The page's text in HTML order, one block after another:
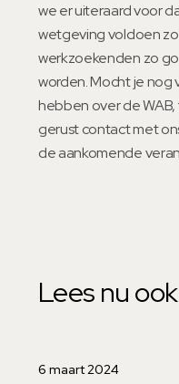
we er uiteraard voor
wetgeving voldoen
werkzoekenden zo
worden. Mocht je
hebben over de
gerust contact met
de aankomende
Lees nu ook
6 maart 2024